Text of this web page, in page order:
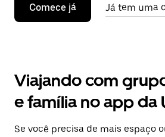
Comece já Já tem uma
Viajando com
e família no app da
Se você precisa de mais espaço